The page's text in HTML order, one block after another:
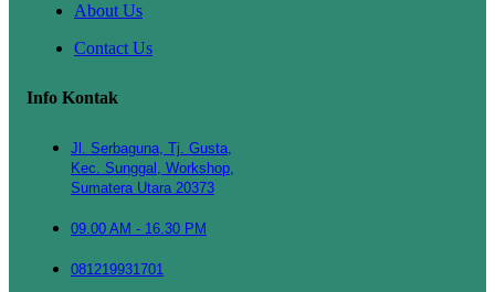
About Us
Contact Us
Info Kontak
Jl. Serbaguna, Tj. Gusta,
Kec. Sunggal, Workshop,
Sumatera Utara 20373
09.00 AM - 16.30 PM
081219931701